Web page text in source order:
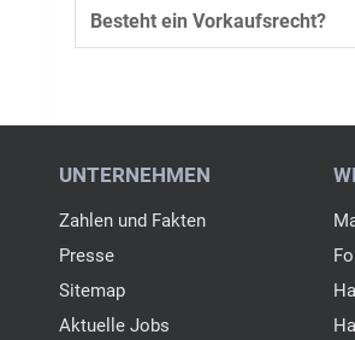
Besteht ein Vorkaufsrecht?